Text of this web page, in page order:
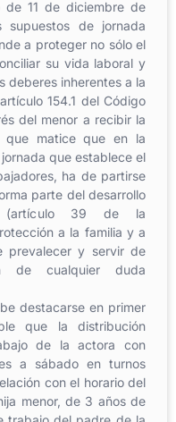
de 11 de diciembre de
supuestos de jornada
a proteger no sólo el
su vida laboral y
deberes inherentes a la
154.1 del Código
del menor a recibir la
que matice que en la
que establece el
ha de partirse
parte del desarrollo
(artículo 39 de la
a la familia y a
prevalecer y servir de
de cualquier duda
destacarse en primer
que la distribución
de la actora con
a sábado en turnos
con el horario del
menor, de 3 años de